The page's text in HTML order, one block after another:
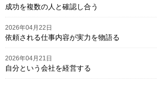
成功を複数の人と確認し合う
2026年04月22日
依頼される仕事内容が実力を物語る
2026年04月21日
自分という会社を経営する